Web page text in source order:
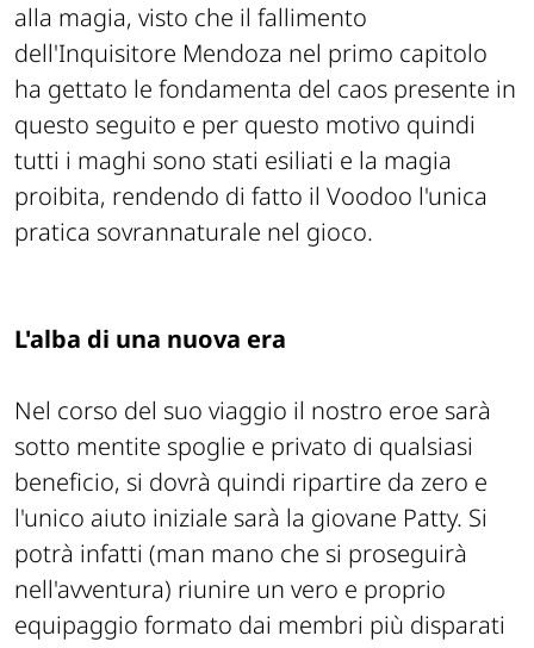
alla magia, visto che il fallimento
dell'Inquisitore Mendoza nel primo capitolo
ha gettato le fondamenta del caos presente in
questo seguito e per questo motivo quindi
tutti i maghi sono stati esiliati e la magia
proibita, rendendo di fatto il Voodoo l'unica
pratica sovrannaturale nel gioco.
L'alba di una nuova era
Nel corso del suo viaggio il nostro eroe sarà
sotto mentite spoglie e privato di qualsiasi
beneficio, si dovrà quindi ripartire da zero e
l'unico aiuto iniziale sarà la giovane Patty. Si
potrà infatti (man mano che si proseguirà
nell'avventura) riunire un vero e proprio
equipaggio formato dai membri più disparati